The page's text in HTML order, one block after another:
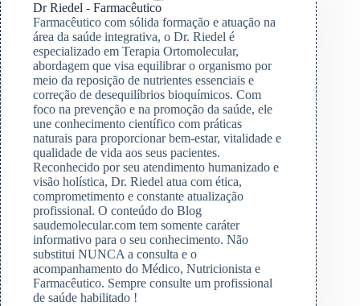
Dr Riedel - Farmacêutico
Farmacêutico com sólida formação e atuação na
área da saúde integrativa, o Dr. Riedel é
especializado em Terapia Ortomolecular,
abordagem que visa equilibrar o organismo por
meio da reposição de nutrientes essenciais e
correção de desequilíbrios bioquímicos. Com
foco na prevenção e na promoção da saúde, ele
une conhecimento científico com práticas
naturais para proporcionar bem-estar, vitalidade e
qualidade de vida aos seus pacientes.
Reconhecido por seu atendimento humanizado e
visão holística, Dr. Riedel atua com ética,
comprometimento e constante atualização
profissional. O conteúdo do Blog
saudemolecular.com tem somente caráter
informativo para o seu conhecimento. Não
substitui NUNCA a consulta e o
acompanhamento do Médico, Nutricionista e
Farmacêutico. Sempre consulte um profissional
de saúde habilitado !